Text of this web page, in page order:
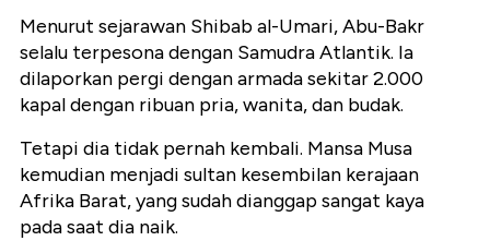
Menurut sejarawan Shibab al-Umari, Abu-Bakr
selalu terpesona dengan Samudra Atlantik. Ia
dilaporkan pergi dengan armada sekitar 2.000
kapal dengan ribuan pria, wanita, dan budak.
Tetapi dia tidak pernah kembali. Mansa Musa
kemudian menjadi sultan kesembilan kerajaan
Afrika Barat, yang sudah dianggap sangat kaya
pada saat dia naik.